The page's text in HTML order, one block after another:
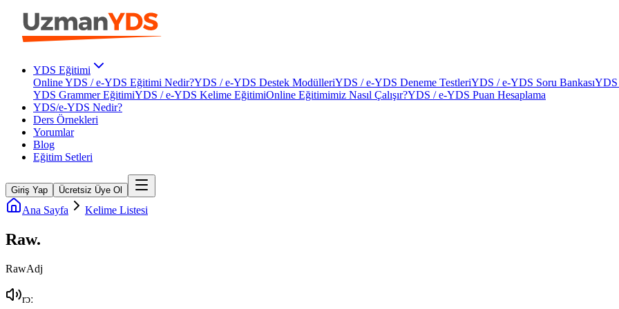
YDS Eğitimi
Online YDS / e-YDS Eğitimi Nedir?YDS / e-YDS Destek ModülleriYDS / e-YDS Deneme TestleriYDS / e-YDS Soru BankasıYDS
YDS Grammer EğitimiYDS / e-YDS Kelime EğitimiOnline Eğitimimiz Nasıl Çalışır?YDS / e-YDS Puan Hesaplama
YDS/e-YDS Nedir?
Ders Örnekleri
Yorumlar
Blog
Eğitim Setleri
Giriş Yap Ücretsiz Üye Ol
Ana Sayfa Kelime Listesi
Raw.
RawAdj
rɔː